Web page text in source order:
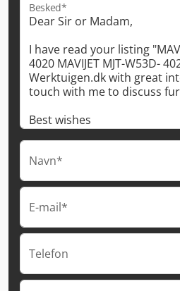
Besked*
Navn*
E-mail*
Telefon